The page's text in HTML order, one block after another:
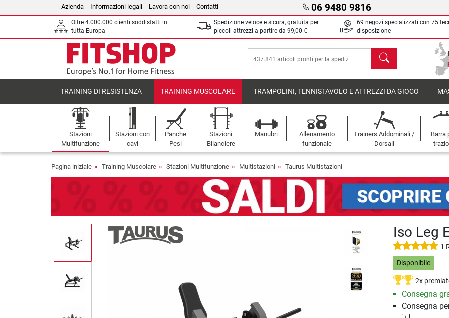
Azienda Informazioni legali Lavora con noi Contatti 06 9480 9816
Oltre 4.000.000 clienti soddisfatti in
tutta Europa
Spedizione veloce e sicura, gratuita per
piccoli attrezzi a partire da 99,00 €
69 negozi specializzati con 75
disposizione
Cerca
TRAINING DI RESISTENZA TRAINING MUSCOLARE TRAMPOLINI, TENNISTAVOLO E ATTREZZI DA GIOCO
Stazioni
Multifunzione
Stazioni con
cavi
Panche
Pesi
Stazioni
Bilanciere
Manubri
Allenamento
funzionale
Trainers Addominali /
Dorsali
Barra
Pagina iniziale Training Muscolare Stazioni Multifunzione Multistazioni Taurus Multistazioni
Iso Leg
1
Disponibile
2x
Consegna
Consegna